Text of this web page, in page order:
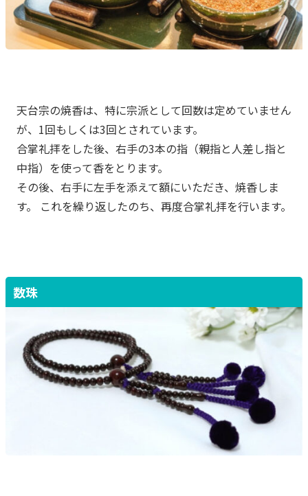
天台宗の焼香は、特に宗派として回数は定めていません
が、1回もしくは3回とされています。
合掌礼拝をした後、右手の3本の指（親指と人差し指と
中指）を使って香をとります。
その後、右手に左手を添えて額にいただき、焼香しま
す。 これを繰り返したのち、再度合掌礼拝を行います。
数珠